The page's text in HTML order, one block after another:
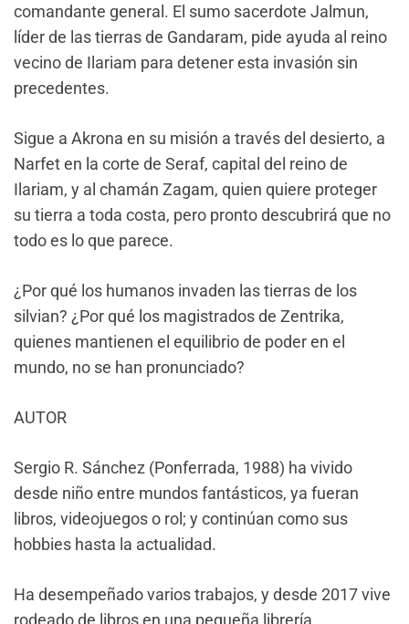
comandante general. El sumo sacerdote Jalmun,
líder de las tierras de Gandaram, pide ayuda al reino
vecino de Ilariam para detener esta invasión sin
precedentes.
Sigue a Akrona en su misión a través del desierto, a
Narfet en la corte de Seraf, capital del reino de
Ilariam, y al chamán Zagam, quien quiere proteger
su tierra a toda costa, pero pronto descubrirá que no
todo es lo que parece.
¿Por qué los humanos invaden las tierras de los
silvian? ¿Por qué los magistrados de Zentrika,
quienes mantienen el equilibrio de poder en el
mundo, no se han pronunciado?
AUTOR
Sergio R. Sánchez (Ponferrada, 1988) ha vivido
desde niño entre mundos fantásticos, ya fueran
libros, videojuegos o rol; y continúan como sus
hobbies hasta la actualidad.
Ha desempeñado varios trabajos, y desde 2017 vive
rodeado de libros en una pequeña librería